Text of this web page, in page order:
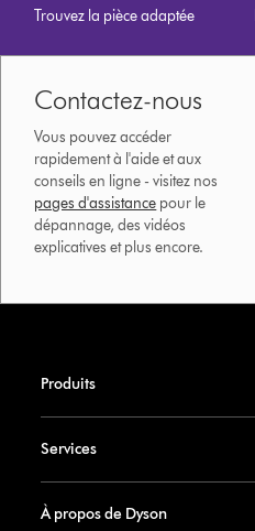
Trouvez la pièce adaptée
Contactez-nous
Vous pouvez accéder
rapidement à l'aide et aux
conseils en ligne - visitez nos
pages d'assistance pour le
dépannage, des vidéos
explicatives et plus encore.
Produits
Services
À propos de Dyson